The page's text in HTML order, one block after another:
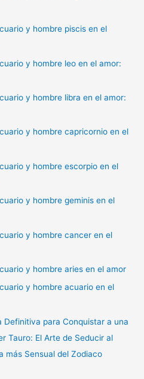
y hombre piscis en el
y hombre leo en el amor:
y hombre libra en el amor:
y hombre capricornio en el
y hombre escorpio en el
y hombre geminis en el
y hombre cancer en el
y hombre aries en el amor
y hombre acuario en el
Definitiva para Conquistar a una
Tauro: El Arte de Seducir al
más Sensual del Zodiaco